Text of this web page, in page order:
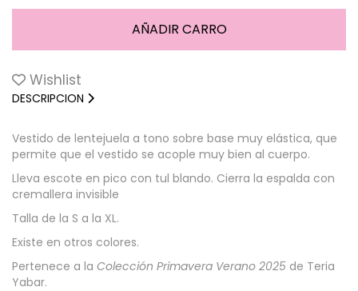
Wishlist
DESCRIPCION
Vestido de lentejuela a tono sobre base muy elástica, que
permite que el vestido se acople muy bien al cuerpo.
Lleva escote en pico con tul blando. Cierra la espalda con
cremallera invisible
Talla de la S a la XL.
Existe en otros colores.
Pertenece a la Colección Primavera Verano 2025 de Teria
Yabar.